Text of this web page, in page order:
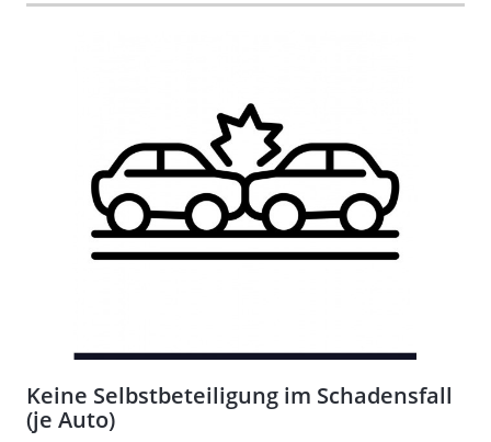
Keine Selbstbeteiligung im Schadensfall
(je Auto)